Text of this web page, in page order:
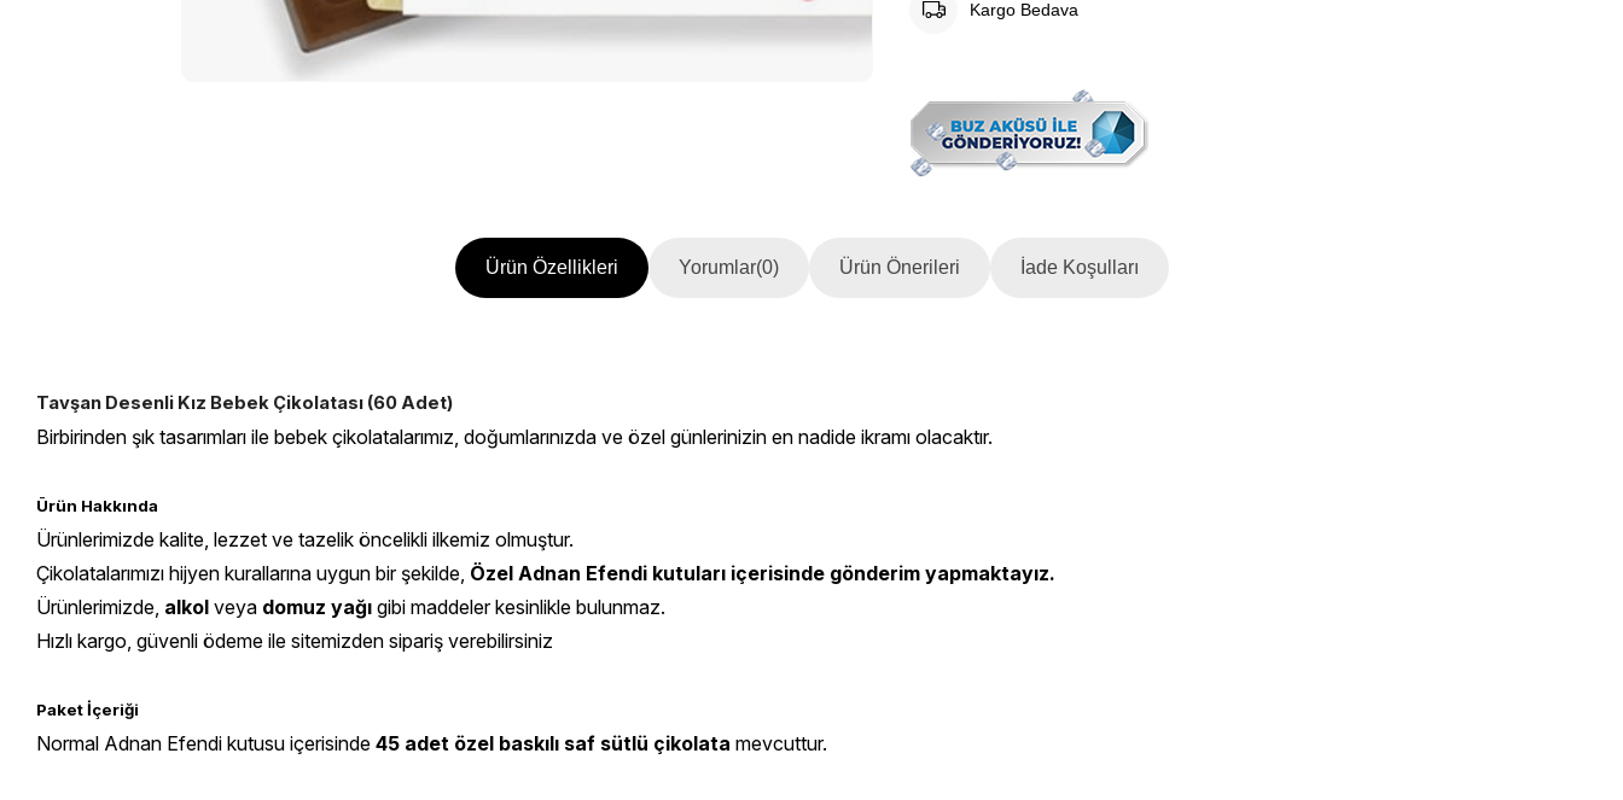
Kargo Bedava
Ürün Özellikleri Yorumlar(0) Ürün Önerileri İade Koşulları
Tavşan Desenli Kız Bebek Çikolatası (60 Adet)
Birbirinden şık tasarımları ile bebek çikolatalarımız, doğumlarınızda ve özel günlerinizin en nadide ikramı olacaktır.
Ürün Hakkında
Ürünlerimizde kalite, lezzet ve tazelik öncelikli ilkemiz olmuştur.
Çikolatalarımızı hijyen kurallarına uygun bir şekilde, Özel Adnan Efendi kutuları içerisinde gönderim yapmaktayız.
Ürünlerimizde, alkol veya domuz yağı gibi maddeler kesinlikle bulunmaz.
Hızlı kargo, güvenli ödeme ile sitemizden sipariş verebilirsiniz
Paket İçeriği
Normal Adnan Efendi kutusu içerisinde 45 adet özel baskılı saf sütlü çikolata mevcuttur.